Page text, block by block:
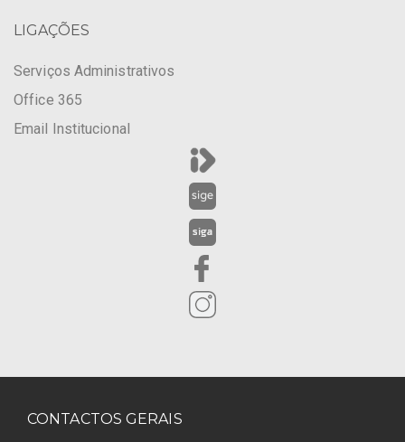
LIGAÇÕES
Serviços Administrativos
Office 365
Email Institucional
CONTACTOS GERAIS